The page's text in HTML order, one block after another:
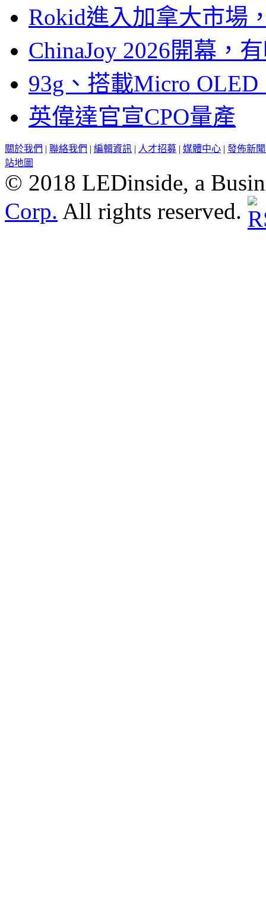
Rokid進入加拿大市場
ChinaJoy 2026開幕，
93g、搭載Micro
英偉達官宣CPO量產
關於我們 | 聯絡我們 | 編輯資訊 | 人才招募 | 媒體中心 | 發佈新
站地圖
© 2018 LEDinside, a
Corp. All rights reserved.